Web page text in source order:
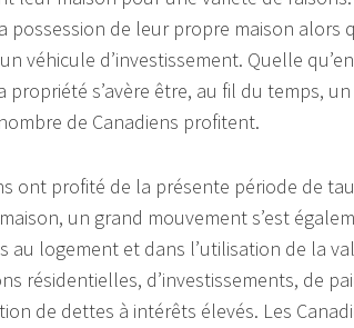
possession de leur propre maison alors
véhicule d’investissement. Quelle
propriété s’avère être, au fil du temps,
de Canadiens profitent.
ont profité de la présente période de
un grand mouvement s’est
au logement et dans l’utilisation de la
résidentielles, d’investissements, de
de dettes à intérêts élevés. Les